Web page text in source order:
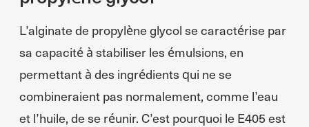
L’alginate de propylène glycol se caractérise par
sa capacité à stabiliser les émulsions, en
permettant à des ingrédients qui ne se
combineraient pas normalement, comme l’eau
et l’huile, de se réunir. C’est pourquoi le E405 est